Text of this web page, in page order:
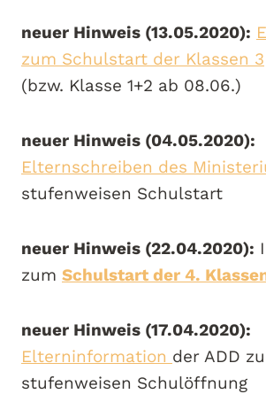
neuer Hinweis (13.05.2020):
zum Schulstart der Klassen 3
(bzw. Klasse 1+2 ab 08.06.)
neuer Hinweis (04.05.2020):
Elternschreiben des
stufenweisen Schulstart
neuer Hinweis (22.04.2020):
zum Schulstart der 4.
neuer Hinweis (17.04.2020):
Elterninformation der ADD
stufenweisen Schulöffnung